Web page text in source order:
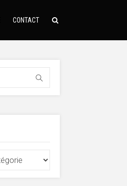
CONTACT